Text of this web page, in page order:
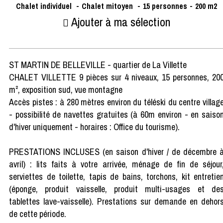
Chalet individuel Chalet mitoyen 15 personnes 200 m2
Ajouter à ma sélection
ST MARTIN DE BELLEVILLE - quartier de La Villette
CHALET VILLETTE 9 pièces sur 4 niveaux, 15 personnes,
m², exposition sud, vue montagne
Accès pistes : à 280 mètres environ du téléski du centre
- possibilité de navettes gratuites (à 60m environ - en
d'hiver uniquement - horaires : Office du tourisme).
PRESTATIONS INCLUSES (en saison d'hiver / de décembre
avril) : lits faits à votre arrivée, ménage de fin de
serviettes de toilette, tapis de bains, torchons, kit
(éponge, produit vaisselle, produit multi-usages et
tablettes lave-vaisselle). Prestations sur demande en
de cette période.